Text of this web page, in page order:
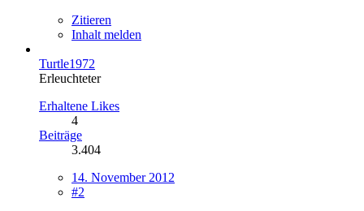
Zitieren
Inhalt melden
Turtle1972
Erleuchteter
Erhaltene Likes
4
Beiträge
3.404
14. November 2012
#2